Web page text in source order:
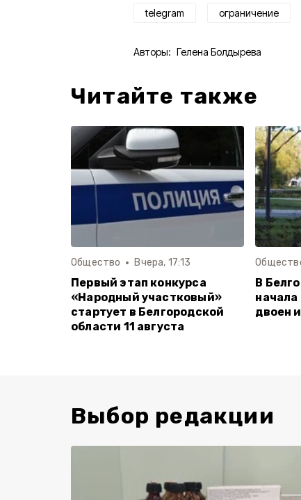
telegram ограничение
Авторы: Гелена Болдырева
Читайте также
Общество Вчера, 17:13
Первый этап конкурса
«Народный участковый»
стартует в Белгородской
области 11 августа
В
начала
двоен
Выбор редакции